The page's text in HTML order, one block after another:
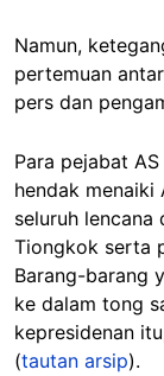
Namun,
pertemuan
pers dan
Para pejabat
hendak menaiki
seluruh
Tiongkok serta
Barang-barang
ke dalam tong
kepresidenan
(tautan arsip).